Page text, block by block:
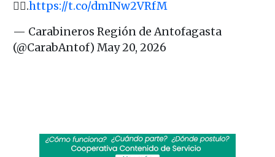
👇🏻.https://t.co/dmINw2VRfM
— Carabineros Región de Antofagasta
(@CarabAntof) May 20, 2026